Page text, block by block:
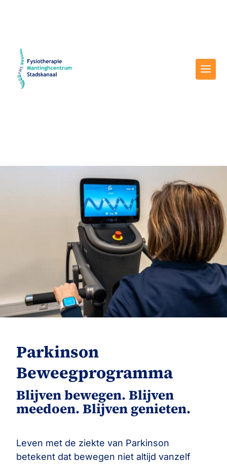
Parkinson
Beweegprogramma
Blijven bewegen. Blijven
meedoen. Blijven genieten.
Leven met de ziekte van Parkinson
betekent dat bewegen niet altijd vanzelf